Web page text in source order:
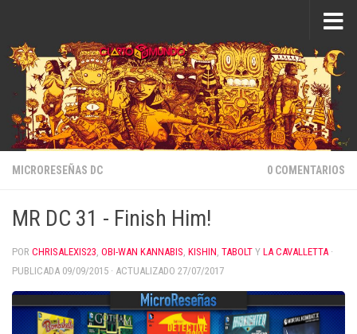
MICRORESEÑAS DC 0 COMENTARIOS
MR DC 31 - Finish Him!
POR CHRISALEXIS23, OBI-WAN KANNABIS, KISHIN, TABOLT Y LA CAVALLETTA ·
PUBLICADA 09/09/2015 · ACTUALIZADO 27/07/2017